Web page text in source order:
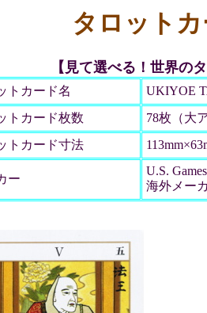
タロット
【見て選べる！世界の
トカード名
UKIYOE
トカード枚数
78枚（大
トカード寸法
ー
U.S.
海外メー